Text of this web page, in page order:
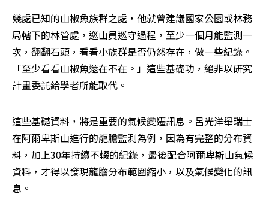
幾處已知的山椒魚族群之處，他就曾建議國家公園或林務
局轄下的林管處，巡山員巡守過程，至少一個月能監測一
次，翻翻石頭，看看小族群是否仍然存在，做一些紀錄。
「至少看看山椒魚還在不在。」這些基礎功，絕非以研究
計畫委託給學者所能取代。
這些基礎資料，將是重要的氣候變遷訊息。呂光洋舉瑞士
在阿爾卑斯山進行的龍膽監測為例，因為有完整的分布資
料，加上30年持續不輟的紀錄，最後配合阿爾卑斯山氣候
資料，才得以發現龍膽分布範圍縮小，以及氣候變化的訊
息。